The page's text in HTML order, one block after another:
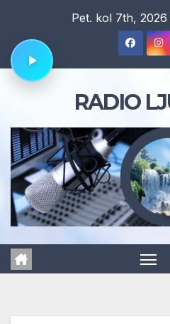
content
Pet. kol 7th, 2026
RADIO